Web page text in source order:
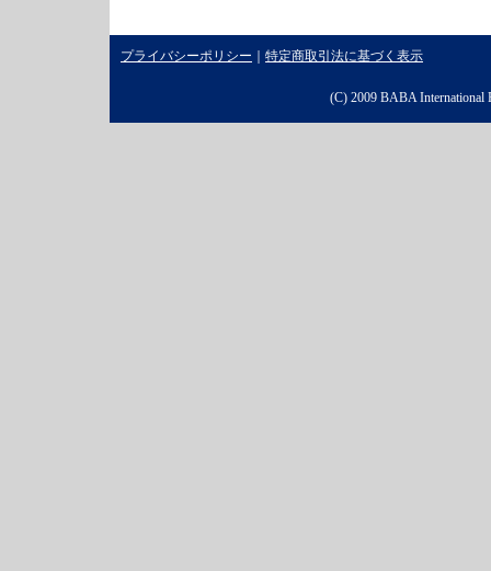
プライバシーポリシー 特定商取引法に基づく表示
(C) 2009 BABA International